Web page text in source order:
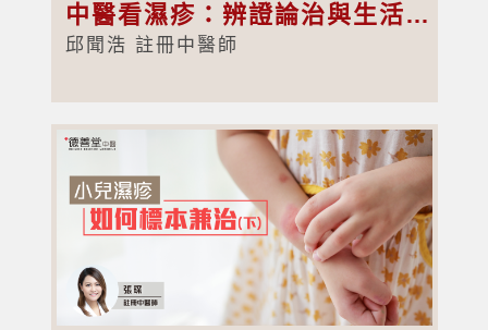
中醫看濕疹：辨證論治與生活調養並重
邱聞浩 註冊中醫師